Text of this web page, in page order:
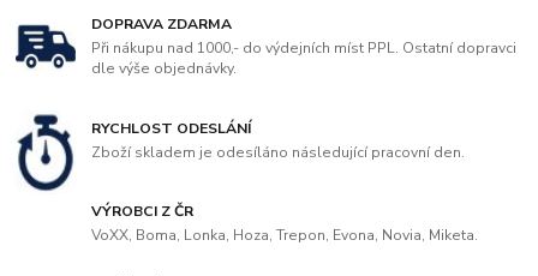
DOPRAVA ZDARMA
Při nákupu nad 1000,- do výdejních míst PPL. Ostatní dopravci
dle výše objednávky.
RYCHLOST ODESLÁNÍ
Zboží skladem je odesíláno následující pracovní den.
VÝROBCI Z ČR
VoXX, Boma, Lonka, Hoza, Trepon, Evona, Novia, Miketa.